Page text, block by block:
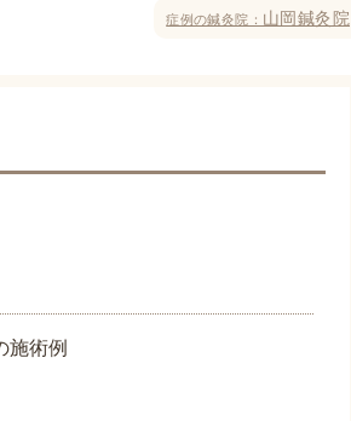
症例の鍼灸院： 山岡鍼灸院
施術例